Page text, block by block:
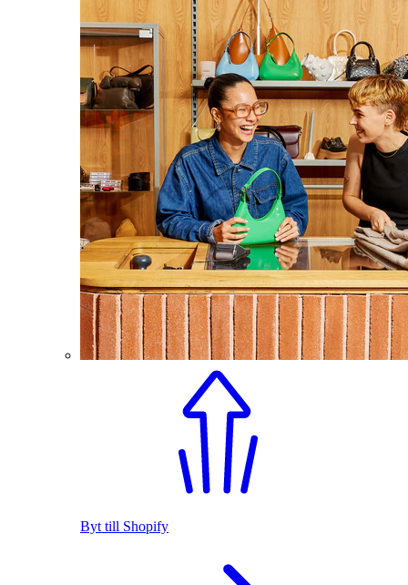
Byt till Shopify